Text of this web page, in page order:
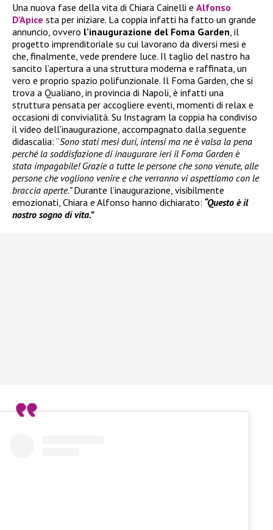
Una nuova fase della vita di Chiara Cainelli e Alfonso
D’Apice sta per iniziare. La coppia infatti ha fatto un grande
annuncio, ovvero l’inaugurazione del Foma Garden , il
progetto imprenditoriale su cui lavorano da diversi mesi e
che, finalmente, vede prendere luce. Il taglio del nastro ha
sancito l’apertura a una struttura moderna e raffinata, un
vero e proprio spazio polifunzionale. Il Foma Garden, che si
trova a Qualiano, in provincia di Napoli, è infatti una
struttura pensata per accogliere eventi, momenti di relax e
occasioni di convivialità. Su Instagram la coppia ha condiviso
il video dell’inaugurazione, accompagnato dalla seguente
didascalia: “Sono stati mesi duri, intensi ma ne è valsa la pena
perché la soddisfazione di inaugurare ieri il Foma Garden è
stata impagabile! Grazie a tutte le persone che sono venute, alle
persone che vogliono venire e che verranno vi aspettiamo con le
braccia aperte.”Durante l’inaugurazione, visibilmente
emozionati, Chiara e Alfonso hanno dichiarato: “Questo è il
nostro sogno di vita.”